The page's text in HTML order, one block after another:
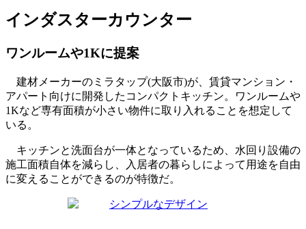
インダスターカウンター
ワンルームや1Kに提案
建材メーカーのミラタップ(大阪市)が、賃貸マンション・
アパート向けに開発したコンパクトキッチン。ワンルームや
1Kなど専有面積が小さい物件に取り入れることを想定して
いる。
キッチンと洗面台が一体となっているため、水回り設備の
施工面積自体を減らし、入居者の暮らしによって用途を自由
に変えることができるのが特徴だ。